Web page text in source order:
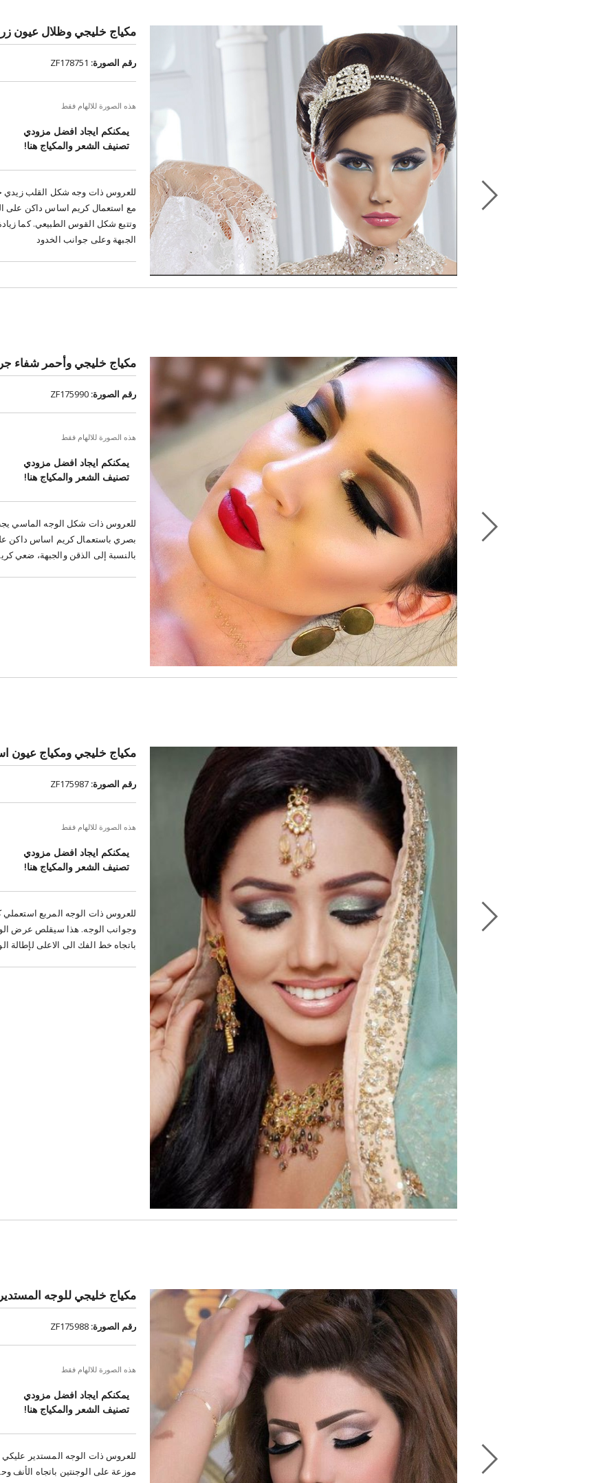
مكياج خليجي وظلال عيون
رقم الصورة:
هذه الصورة للالهام فقط
يمكنكم ايجاد افضل مزودي
تصنيف الشعر والمكياج هنا!
للعروس ذات وجه شكل القلب زيدي
مع استعمال كريم اساس داكن على
وتتبع شكل القوس الطبيعي. كما
الجبهة وعلى جوانب الخدود
مكياج خليجي وأحمر شفاء
رقم الصورة:
هذه الصورة للالهام فقط
يمكنكم ايجاد افضل مزودي
تصنيف الشعر والمكياج هنا!
للعروس ذات شكل الوجه الماسي
بصري باستعمال كريم اساس داكن
بالنسبة إلى الذقن والجبهة، ضعي
مكياج خليجي ومكياج عيون
رقم الصورة:
هذه الصورة للالهام فقط
يمكنكم ايجاد افضل مزودي
تصنيف الشعر والمكياج هنا!
للعروس ذات الوجه المربع
وجوانب الوجه. هذا سيقلص عرض
باتجاه خط الفك الى الاعلى لإطالة
مكياج خليجي للوجه المستدير
رقم الصورة:
هذه الصورة للالهام فقط
يمكنكم ايجاد افضل مزودي
تصنيف الشعر والمكياج هنا!
للعروس ذات الوجه المستدير عليكي
موزعة على الوجنتين باتجاه الأنف